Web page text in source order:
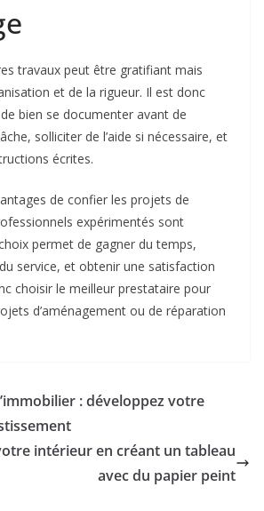
travaux peut être gratifiant mais
et de la rigueur. Il est donc
bien se documenter avant de
solliciter de l’aide si nécessaire, et
écrites.
de confier les projets de
expérimentés sont
permet de gagner du temps,
service, et obtenir une satisfaction
choisir le meilleur prestataire pour
d’aménagement ou de réparation
: développez votre
intérieur en créant un tableau
avec du papier peint